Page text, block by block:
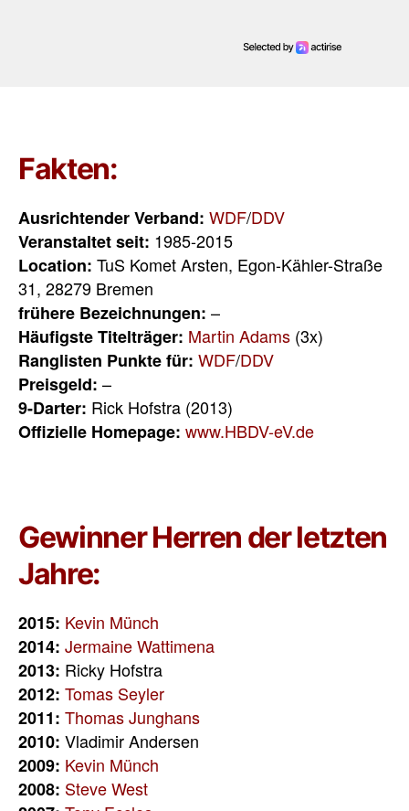
Fakten:
Ausrichtender Verband: WDF/DDV
Veranstaltet seit: 1985-2015
Location: TuS Komet Arsten, Egon-Kähler-Straße
31, 28279 Bremen
frühere Bezeichnungen: –
Häufigste Titelträger: Martin Adams (3x)
Ranglisten Punkte für: WDF/DDV
Preisgeld: –
9-Darter: Rick Hofstra (2013)
Offizielle Homepage: www.HBDV-eV.de
Gewinner Herren der letzten
Jahre:
2015: Kevin Münch
2014: Jermaine Wattimena
2013: Ricky Hofstra
2012: Tomas Seyler
2011: Thomas Junghans
2010: Vladimir Andersen
2009: Kevin Münch
2008: Steve West